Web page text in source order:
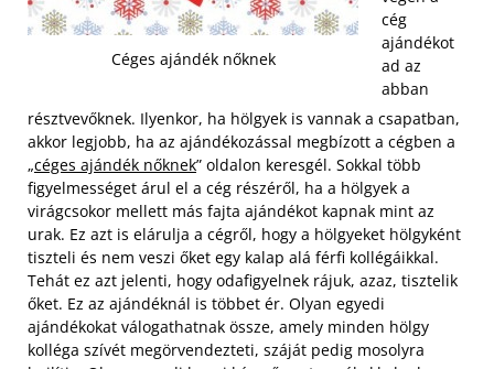
Céges ajándék nőknek
cég
ajándékot
ad az
abban
résztvevőknek. Ilyenkor, ha hölgyek is vannak a csapatban,
akkor legjobb, ha az ajándékozással megbízott a cégben a
„céges ajándék nőknek” oldalon keresgél. Sokkal több
figyelmességet árul el a cég részéről, ha a hölgyek a
virágcsokor mellett más fajta ajándékot kapnak mint az
urak. Ez azt is elárulja a cégről, hogy a hölgyeket hölgyként
tiszteli és nem veszi őket egy kalap alá férfi kollégáikkal.
Tehát ez azt jelenti, hogy odafigyelnek rájuk, azaz, tisztelik
őket. Ez az ajándéknál is többet ér. Olyan egyedi
ajándékokat válogathatnak össze, amely minden hölgy
kolléga szívét megörvendezteti, száját pedig mosolyra